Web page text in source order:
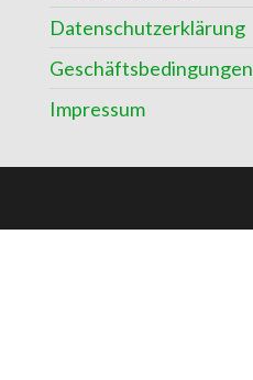
Datenschutzerklärung
Geschäftsbedingungen
Impressum